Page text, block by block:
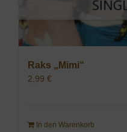
Raks „Mimi“
2,99 €
In den Warenkorb